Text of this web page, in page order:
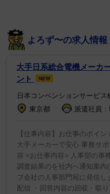
集め、「ザ・ロック」「ポ
などにも出演。「スピー
ターシャ・ヘンストリッジ
を受賞した。
よろず〜の求人情報
大手日系総合電機メーカ
ント
NEW
日本コンベンションサービス
東京都
派遣社員
【仕事内容】お仕事のポイ
大手メーカーで安心 事務サ
容 <お仕事内容> 人事部の事
調査結果のを社内へ通知案
プ会社の人事部門宛に発信
配信 ・回答内容の回収・取